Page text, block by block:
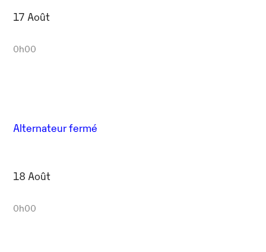
17 Août
0h00
Alternateur fermé
18 Août
0h00